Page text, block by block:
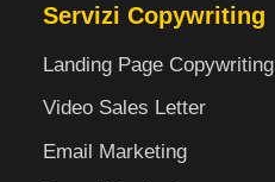
Servizi Copywriting
Landing Page Copywriting
Video Sales Letter
Email Marketing